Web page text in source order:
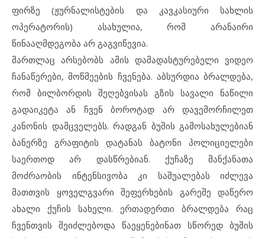
ფირზე (ჟურნალისტების და კავკასიური სახლის
ოპერატორის) ასახულია, რომ არანაირი
წინააღმდეგობა არ გაგვიწევია.
მართლაც არსებობს ამის დამადასტურებელი ვიდეო
ჩანაწერები, მოწმეების ჩვენება. აბსურდია ბრალდება,
რომ ბილბორდის შეღებვისას გზის სავალი ნაწილი
გადაიკეტა ან ჩვენ ბოროტად არ დავემორჩილეთ
კანონის დამცველებს. რადგან ბუშის გამოსახულებიან
ბანერზე გრაფიტის დატანას ბატონი პოლიციელები
საერთოდ არ დასწრებიან. ქუჩაზე მანქანათა
მოძრაობის ინტენსივობა კი საშუალებას იძლევა
მათთვის ყოველგვარი შეფერხების გარეშე დაწერო
ახალი ქუჩის სახელი. ერთადერთი ბრალდება რაც
ჩვენთვის შეიძლებოდა წაეყენებინათ სწორედ ბუშის